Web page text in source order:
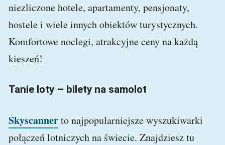
niezliczone hotele, apartamenty, pensjonaty,
hostele i wiele innych obiektów turystycznych.
Komfortowe noclegi, atrakcyjne ceny na każdą
kieszeń!
Tanie loty – bilety na samolot
Skyscannerto najpopularniejsze wyszukiwarki
połączeń lotniczych na świecie. Znajdziesz tu